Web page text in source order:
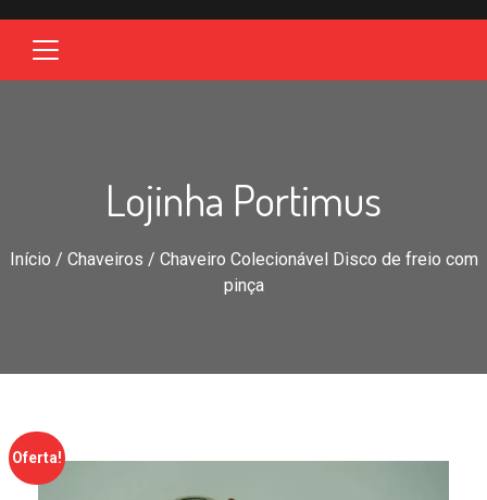
Lojinha Portimus
Início / Chaveiros / Chaveiro Colecionável Disco de freio com
pinça
Oferta!